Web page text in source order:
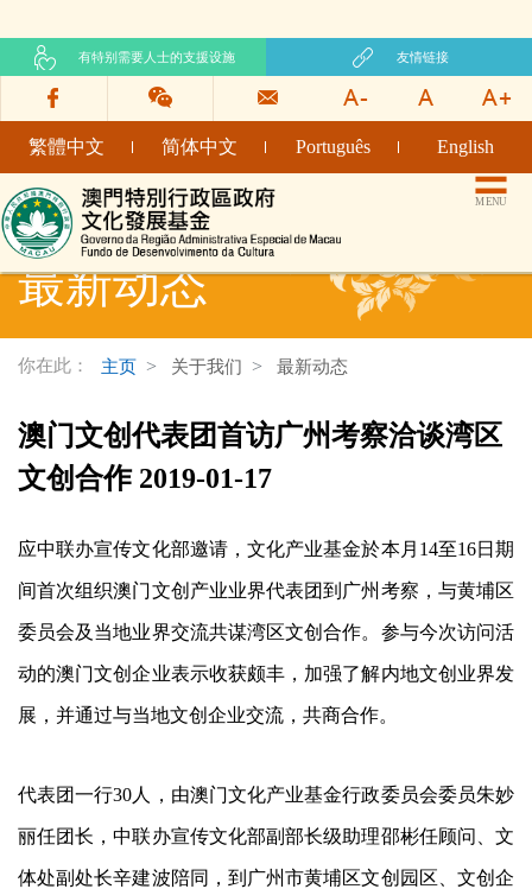
有特别需要人士的支援设施 友情链接
繁體中文 简体中文 Português English
文化发展基金网页 MENU
最新动态
你在此： 主页 关于我们 最新动态
澳门文创代表团首访广州考察洽谈湾区
文创合作 2019-01-17
应中联办宣传文化部邀请，文化产业基金於本月14至16日期
间首次组织澳门文创产业业界代表团到广州考察，与黄埔区
委员会及当地业界交流共谋湾区文创合作。参与今次访问活
动的澳门文创企业表示收获颇丰，加强了解内地文创业界发
展，并通过与当地文创企业交流，共商合作。
代表团一行30人，由澳门文化产业基金行政委员会委员朱妙
丽任团长，中联办宣传文化部副部长级助理邵彬任顾问、文
体处副处长辛建波陪同，到广州市黄埔区文创园区、文创企